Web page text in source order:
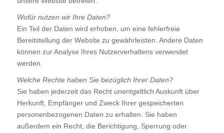
Wofür nutzen wir Ihre Daten?
Ein Teil der Daten wird erhoben, um eine fehlerfreie
Bereitstellung der Website zu gewährleisten. Andere Daten
können zur Analyse Ihres Nutzerverhaltens verwendet
werden.
Welche Rechte haben Sie bezüglich Ihrer Daten?
Sie haben jederzeit das Recht unentgeltlich Auskunft über
Herkunft, Empfänger und Zweck Ihrer gespeicherten
personenbezogenen Daten zu erhalten. Sie haben
außerdem ein Recht, die Berichtigung, Sperrung oder